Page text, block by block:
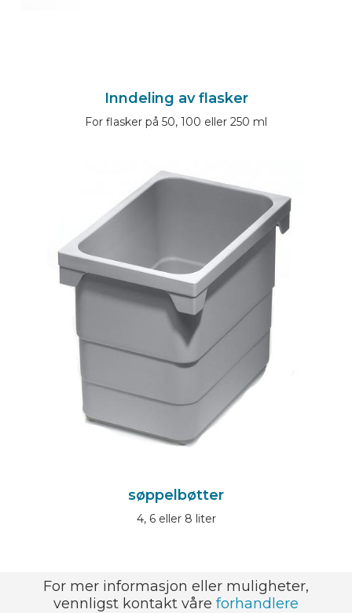
Inndeling av flasker
For flasker på 50, 100 eller 250 ml
søppelbøtter
4, 6 eller 8 liter
For mer informasjon eller muligheter,
vennligst kontakt våre forhandlere